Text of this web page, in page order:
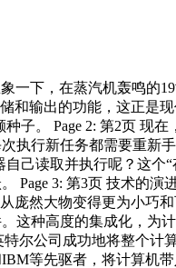
一下，在蒸汽机轰鸣的
和输出的功能，这正是
子。 Page 2: 第2页 现
执行新任务都需要重新
己读取并执行呢？这个
Page 3: 第3页 技术的演
然大物变得更为小巧和
这种高度的集成化，为
尔公司成功地将整个计
等先驱者，将计算机带